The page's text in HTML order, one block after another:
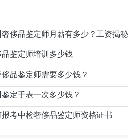
奢侈品鉴定师月薪有多少？工资揭秘
品鉴定师培训多少钱
品鉴定师需要多少钱？
鉴定手表一次多少钱？
报考中检奢侈品鉴定师资格证书